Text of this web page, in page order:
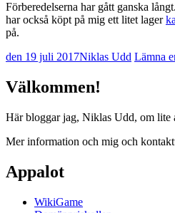
Förberedelserna har gått ganska
har också köpt på mig ett litet lager
på.
den 19 juli 2017Niklas Udd Lämna
Välkommen!
Här bloggar jag, Niklas Udd, om lite
Mer information och mig och
Appalot
WikiGame